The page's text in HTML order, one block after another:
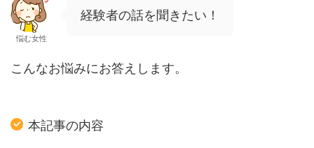
悩む女性
経験者の話を聞きたい！
こんなお悩みにお答えします。
本記事の内容